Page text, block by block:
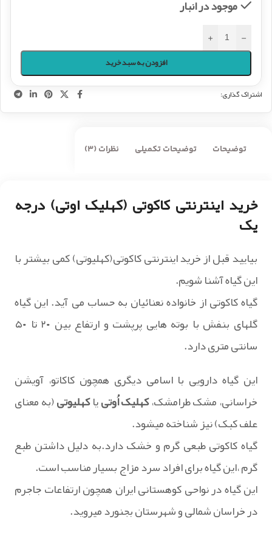
موجود در انبار
-
+
افزودن به سبد خرید
اشتراک گذاری:
توضیحات توضیحات تکمیلی نظرات (3)
خرید اینترنتی کاکوتی (کهلیک اوتی) درجه
یک
بیایید قبل از خرید اینترنتی کاکوتی(کهلیوتی) کمی بیشتر با
این گیاه آشنا شویم.
گیاه کاکوتی از خانواده نعنائیان به حساب می آید. این گیاه
گلهای بنفش با بوته هایی پرپشت و ارتفاع بین ۲۰ تا ۵۰
سانتی متری دارد.
این گیاه دارویی با اسامی دیگری همچون کاکاتو، آویشن
خراسانی، مشک طرامشک،کهلیک اُوتییاکهلیوتی(به معنای
علف کبک) نیز شناخته میشود.
گیاه کاکوتی طبعی گرم و خشک دارد.به دلیل داشتن طبع
گرم ،این گیاه برای افراد سرد مزاج بسیار مناسب است.
این گیاه در نواحی کوهستانی ایران همچون ارتفاعات جاجرم
در خراسان شمالی و شهرستان بجنورد میروید.